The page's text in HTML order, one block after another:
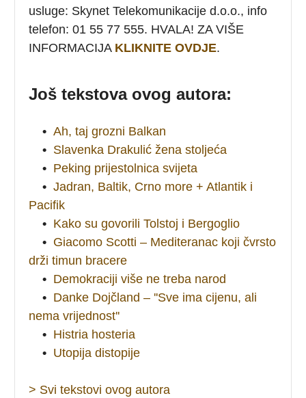
usluge: Skynet Telekomunikacije d.o.o., info
telefon: 01 55 77 555. HVALA! ZA VIŠE
INFORMACIJA KLIKNITE OVDJE.
Još tekstova ovog autora:
• Ah, taj grozni Balkan
• Slavenka Drakulić žena stoljeća
• Peking prijestolnica svijeta
• Jadran, Baltik, Crno more + Atlantik i
Pacifik
• Kako su govorili Tolstoj i Bergoglio
• Giacomo Scotti – Mediteranac koji čvrsto
drži timun bracere
• Demokraciji više ne treba narod
• Danke Dojčland – ''Sve ima cijenu, ali
nema vrijednost''
• Histria hosteria
• Utopija distopije
> Svi tekstovi ovog autora